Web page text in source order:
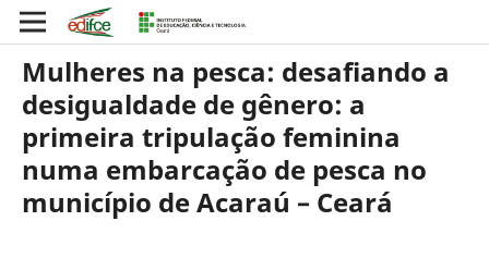
Mulheres na pesca: desafiando a
desigualdade de gênero: a
primeira tripulação feminina
numa embarcação de pesca no
município de Acaraú – Ceará